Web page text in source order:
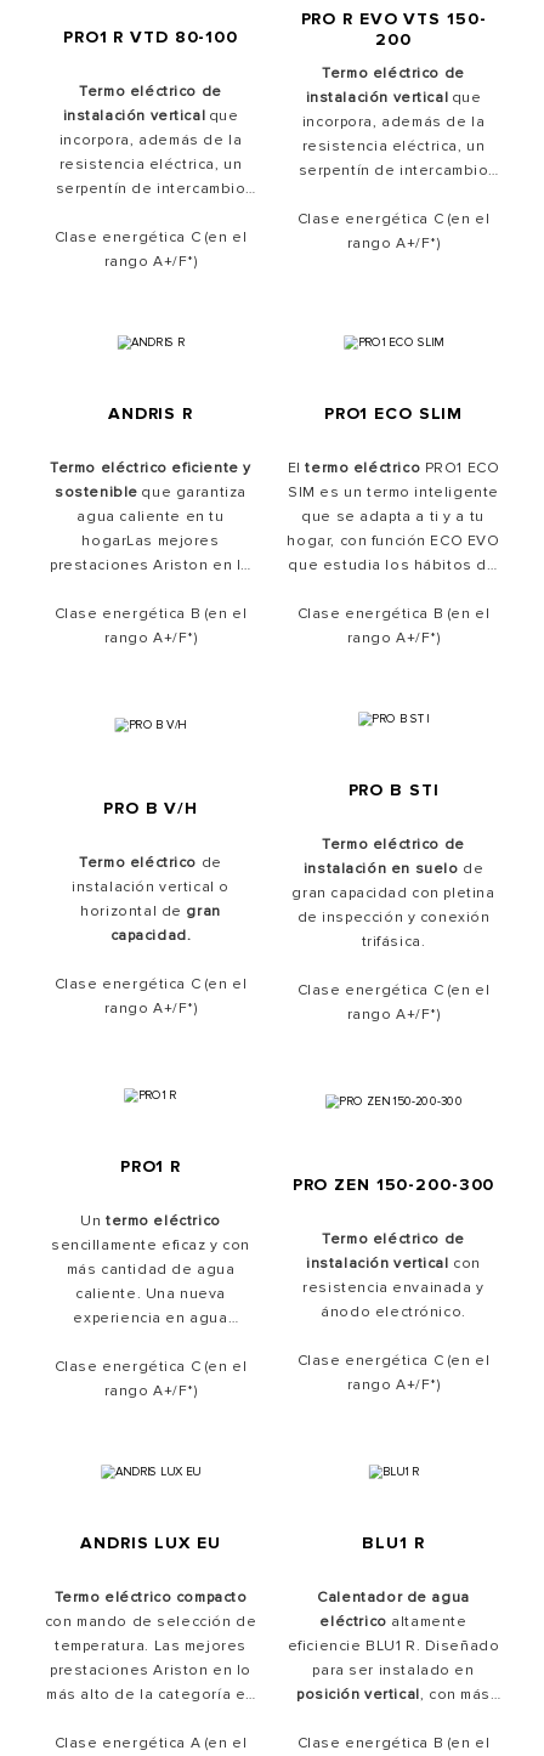
PRO1 R VTD 80-100
Termo eléctrico de
instalación vertical que
incorpora, además de la
resistencia eléctrica, un
serpentín de intercambio
Clase energética C (en el
rango A+/F*)
PRO R EVO VTS 150-
200
Termo eléctrico de
instalación vertical que
incorpora, además de la
resistencia eléctrica, un
serpentín de intercambio
Clase energética C (en el
rango A+/F*)
ANDRIS R
Termo eléctrico eficiente y
sostenible que garantiza
agua caliente en tu
hogarLas mejores
prestaciones Ariston en lo
unasolución compacta . Los
materiales cuidadosamente
Andris.
Clase energética B (en el
rango A+/F*)
PRO1 ECO SLIM
Eltermo eléctrico PRO1 ECO
SIM es un termo inteligente
que se adapta a ti y a tu
hogar, con función ECO EVO
que estudia los hábitos de
caliente sólo cuando lo
necesitas, sin desperdiciar
iseñados para una mejor
diseño SLIM
Clase energética B (en el
rango A+/F*)
PRO B V/H
Termo eléctrico de
instalación vertical o
horizontal de gran
capacidad.
Clase energética C (en el
rango A+/F*)
PRO B STI
Termo eléctrico de
instalación en suelo de
gran capacidad con pletina
de inspección y conexión
trifásica.
Clase energética C (en el
rango A+/F*)
PRO1 R
Un termo eléctrico
sencillamente eficaz y con
más cantidad de agua
caliente. Una nueva
experiencia en agua
Clase energética C (en el
rango A+/F*)
PRO ZEN 150-200-300
Termo eléctrico de
instalación vertical con
resistencia envainada y
ánodo electrónico.
Clase energética C (en el
rango A+/F*)
ANDRIS LUX EU
Termo eléctrico compacto
con mando de selección de
temperatura. Las mejores
prestaciones Ariston en lo
más alto de la categoría en
materiales cuidadosamente
Clase energética A (en el
BLU1 R
Calentador de agua
eléctrico altamente
eficiencie BLU1 R. Diseñado
para ser instalado en
posición vertical, con más
con una eficiencia que
Clase energética B (en el